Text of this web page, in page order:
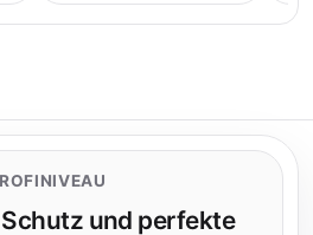
und perfekte